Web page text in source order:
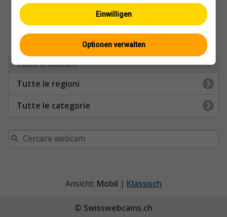
Tutte le webcam
Tutte le regioni
Tutte le categorie
Ansicht: Mobil | Klassisch
© Swisswebcams.ch
Einwilligen
Optionen verwalten